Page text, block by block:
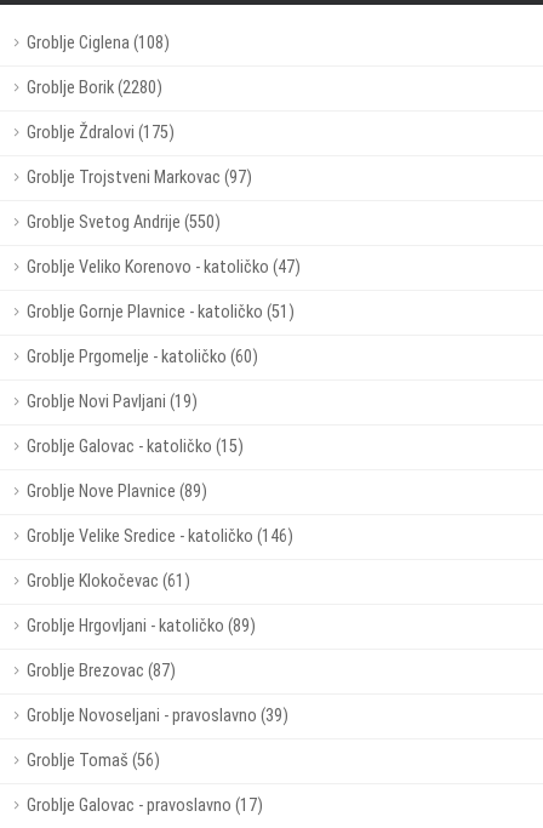
Groblje Ciglena (108)
Groblje Borik (2280)
Groblje Ždralovi (175)
Groblje Trojstveni Markovac (97)
Groblje Svetog Andrije (550)
Groblje Veliko Korenovo - katoličko (47)
Groblje Gornje Plavnice - katoličko (51)
Groblje Prgomelje - katoličko (60)
Groblje Novi Pavljani (19)
Groblje Galovac - katoličko (15)
Groblje Nove Plavnice (89)
Groblje Velike Sredice - katoličko (146)
Groblje Klokočevac (61)
Groblje Hrgovljani - katoličko (89)
Groblje Brezovac (87)
Groblje Novoseljani - pravoslavno (39)
Groblje Tomaš (56)
Groblje Galovac - pravoslavno (17)